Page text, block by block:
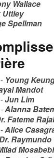
Wallace
Uttley
Spellman
Young
Mandot
Jun Lim
Alanna
Fateme
Alice
Mosabebi